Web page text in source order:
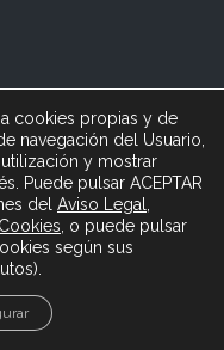
:: Alquiler
Cádiz ·
35 05 · Diseño
cookies propias y de
navegación del Usuario,
y mostrar
Puede pulsar ACEPTAR
del Aviso Legal
, o puede pulsar
según sus